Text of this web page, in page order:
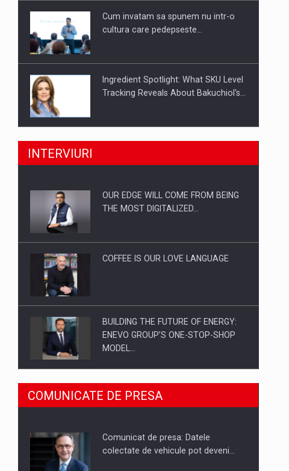
Cum invatam sa spunem nu intr-o
cultura care pedepseste…
Ingredient Spotlight: What SKU Level
Tracking Reveals About Bakuchiol's…
Producatorii si comerciantii care nu
Proteinmaxxing and the Future of
INTERVIURI
OUR EDGE WILL COME FROM BEING
THE MOST DIGITALIZED…
COFFEE IS OUR LOVE LANGUAGE
BUILDING THE FUTURE OF ENERGY:
ENEVO GROUP’S ONE-STOP-SHOP
MODEL…
ROOTED IN ROMANIA, BUILT TO
DELIVER TECHNOLOGY FOR THE…
PUTTING ROMANIAN CORPORATE
COMUNICATE DE PRESA
Comunicat de presa: Datele
colectate de vehicule pot deveni…